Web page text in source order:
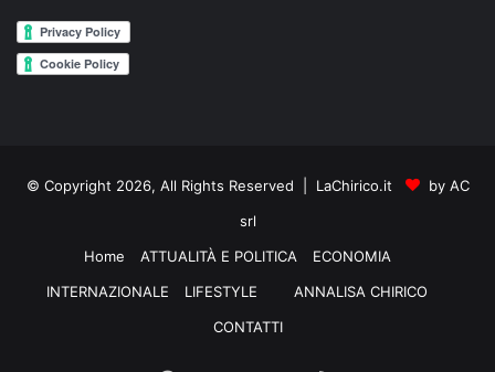
© Copyright 2026, All Rights Reserved | LaChirico.it
by AC
srl
Home
ATTUALITÀ E POLITICA
ECONOMIA
INTERNAZIONALE
LIFESTYLE
ANNALISA CHIRICO
CONTATTI